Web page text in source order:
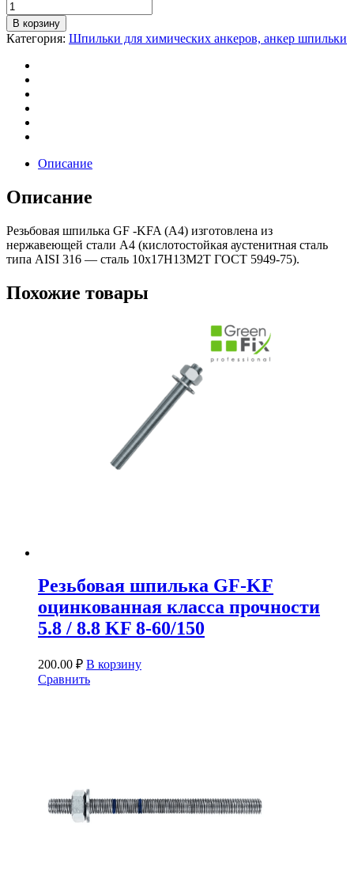
В корзину
Категория: Шпильки для химических анкеров, анкер шпильки
Описание
Описание
Резьбовая шпилька GF -KFA (A4) изготовлена из
нержавеющей стали А4 (кислотостойкая аустенитная сталь
типа AISI 316 — сталь 10х17Н13М2Т ГОСТ 5949-75).
Похожие товары
Резьбовая шпилька GF-KF
оцинкованная класса прочности
5.8 / 8.8 KF 8-60/150
200.00 ₽ В корзину
Сравнить